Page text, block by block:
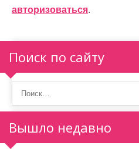
авторизоваться.
Поиск по сайту
Вышло недавно